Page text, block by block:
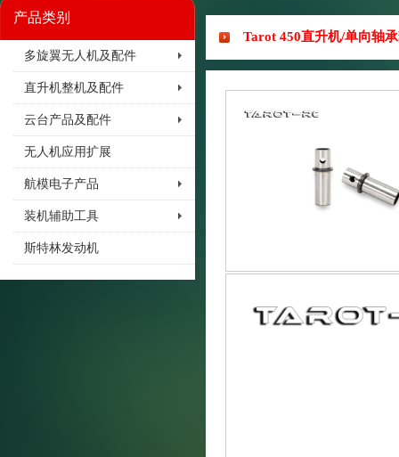
产品类别
多旋翼无人机及配件
直升机整机及配件
云台产品及配件
无人机应用扩展
航模电子产品
装机辅助工具
斯特林发动机
Tarot 450直升机/单向轴